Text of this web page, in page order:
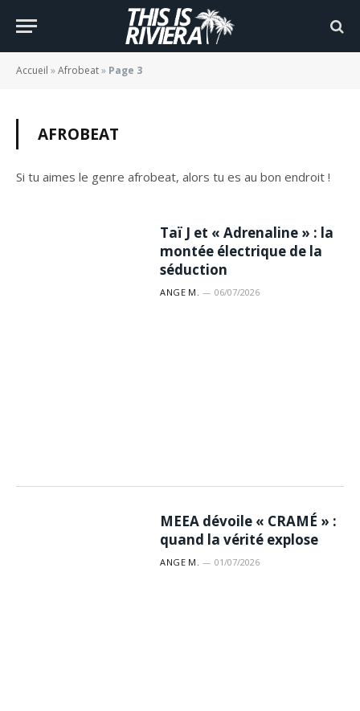
Accueil »Afrobeat» Page 3
AFROBEAT
Si tu aimes le genre afrobeat, alors tu es au bon endroit !
Taï J et « Adrenaline » : la
montée électrique de la
séduction
ANGE M. 06/07/2026
MEEA dévoile « CRAMÉ » :
quand la vérité explose
ANGE M. 01/07/2026